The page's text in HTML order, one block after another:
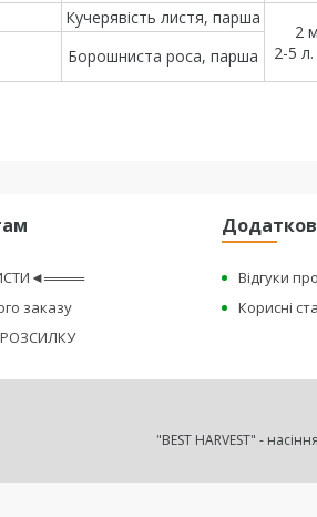
Кучерявість листя, парша
2
2-5
Борошниста роса, парша
заказу
Відгуки
Корисні